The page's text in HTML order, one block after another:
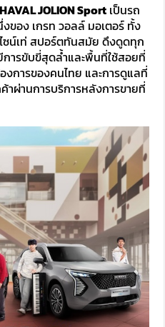
JOLION Sport เป็นรถ
ของ เกรท วอลล์ มอเตอร์ ทั้ง
ซน์เท่ สปอร์ตทันสมัย ดึงดูดทุก
ารขับขี่สุดล้ำและพื้นที่ใช้สอยที่
การของคนไทย และการดูแลที่
าผ่านการบริการหลังการขายที่